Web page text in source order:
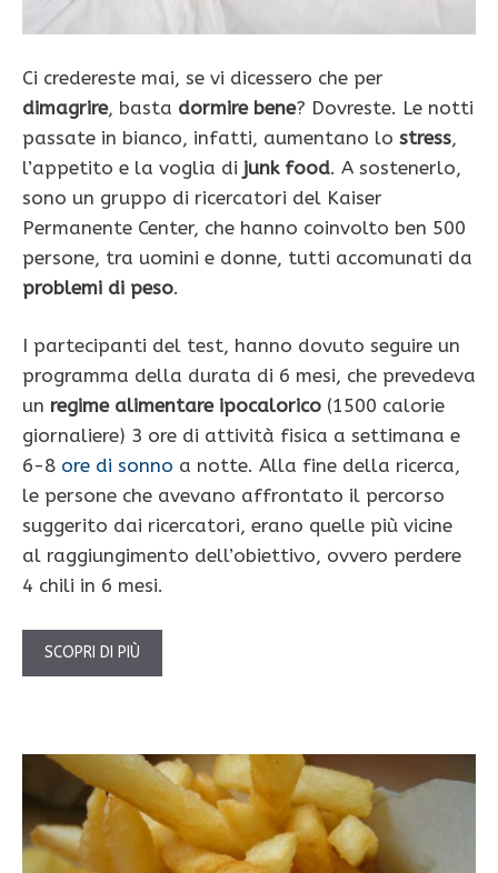
Ci credereste mai, se vi dicessero che per
dimagrire, basta dormire bene? Dovreste. Le notti
passate in bianco, infatti, aumentano lo stress,
l’appetito e la voglia di junk food. A sostenerlo,
sono un gruppo di ricercatori del Kaiser
Permanente Center, che hanno coinvolto ben 500
persone, tra uomini e donne, tutti accomunati da
problemi di peso.
I partecipanti del test, hanno dovuto seguire un
programma della durata di 6 mesi, che prevedeva
un regime alimentare ipocalorico (1500 calorie
giornaliere) 3 ore di attività fisica a settimana e
6-8 ore di sonno a notte. Alla fine della ricerca,
le persone che avevano affrontato il percorso
suggerito dai ricercatori, erano quelle più vicine
al raggiungimento dell’obiettivo, ovvero perdere
4 chili in 6 mesi.
SCOPRI DI PIÙ